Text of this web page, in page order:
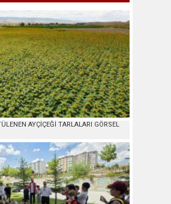
AYÇİÇEĞİ TARLALARI GÖRSEL